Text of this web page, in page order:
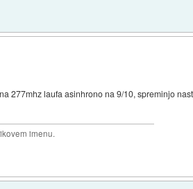
277mhz laufa asinhrono na 9/10, spreminjo
imenu.